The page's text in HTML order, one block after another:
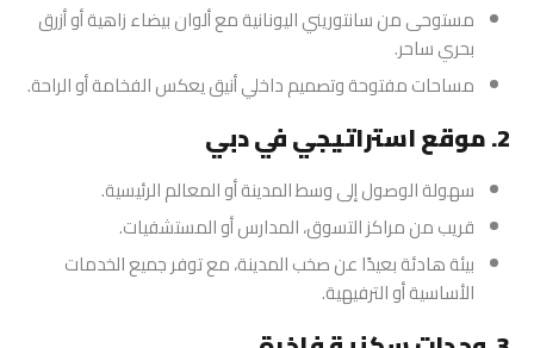
مستوحى من سانتوريني اليونانية مع ألوان بيضاء زاهية أو أزرق
بحري ساحر.
مساحات مفتوحة وتصميم داخلي أنيق يعكس الفخامة أو الراحة.
2. موقع استراتيجي في دبي
سهولة الوصول إلى وسط المدينة أو المعالم الرئيسية.
قريب من مراكز التسوق، المدارس أو المستشفيات.
بيئة هادئة بعيدًا عن صخب المدينة، مع توفر جميع الخدمات
الأساسية أو الترفيهية.